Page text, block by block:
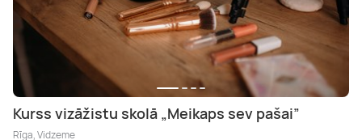
Kurss vizāžistu skolā „Meikaps sev pašai”
Rīga, Vidzeme